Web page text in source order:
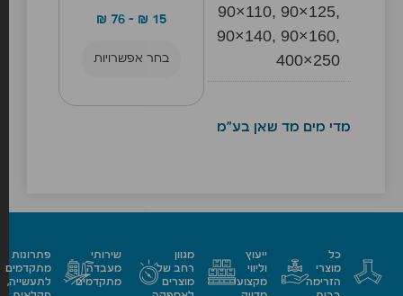
90×110, 90×125,
90×140, 90×160,
400×250
מדי מים מד שאן בע"מ
₪ 15
–
₪ 76
בחר אפשרויות
כל
מוצרי
הזרימה
ייעוץ
וליווי
מקצועי
מגוון
רחב של
מוצרים
שירותי
מעבדה
מתקדמים
פתרונות
מתקדמים
לתעשייה,